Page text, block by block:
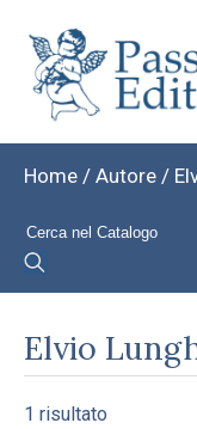
Home / Autore /
Elvio
1 risultato